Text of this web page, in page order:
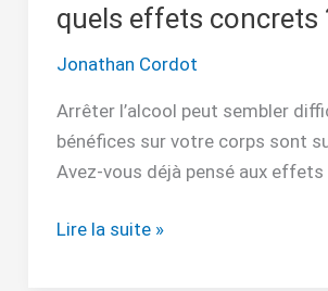
quels effets concrets
Jonathan Cordot
Arrêter l’alcool peut sembler
bénéfices sur votre corps sont
Avez-vous déjà pensé aux effets
Lire la suite »